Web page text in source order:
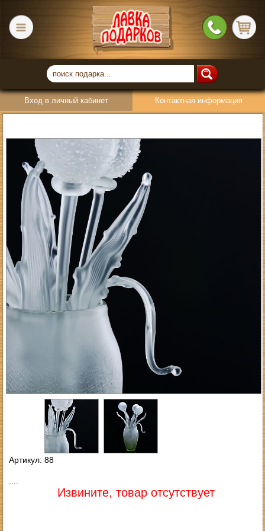
Вход в личный кабинет Контактная информация
Артикул: 88
Извините, товар отсутствует